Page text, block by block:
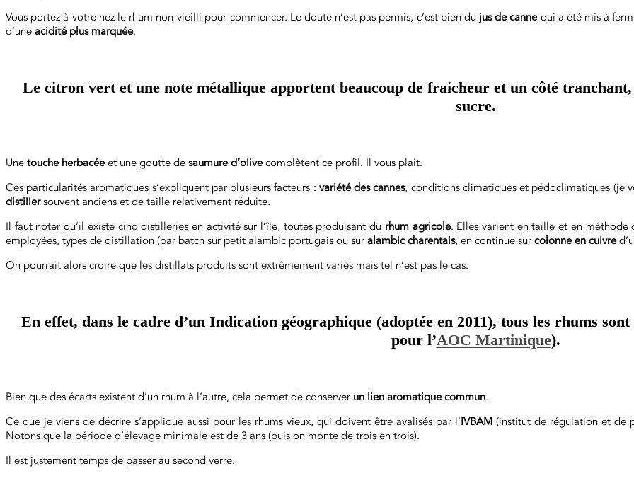
Vous portez à votre nez le rhum non-vieilli pour commencer. Le doute n’est pas permis, c’est bien du jus de cannequi a été mis à
d’une acidité plus marquée.
Le citron vert et une note métallique apportent beaucoup de fraicheur et un côté
sucre.
Une touche herbacéeet une goutte de saumure d’olivecomplètent ce profil. Il vous plait.
Ces particularités aromatiques s’expliquent par plusieurs facteurs : variété des cannes, conditions climatiques et pédoclimatiques (je
distillersouvent anciens et de taille relativement réduite.
Il faut noter qu’il existe cinq distilleries en activité sur l’île, toutes produisant du rhum agricole. Elles varient en taille et en méthode
employées, types de distillation (par batch sur petit alambic portugais ou sur alambic charentais, en continue sur colonne en cuivre
On pourrait alors croire que les distillats produits sont extrêmement variés mais tel n’est pas le cas.
En effet, dans le cadre d’un Indication géographique (adoptée en 2011), tous les rhums
pour l’AOC Martinique).
Bien que des écarts existent d’un rhum à l’autre, cela permet de conserver un lien aromatique commun.
Ce que je viens de décrire s’applique aussi pour les rhums vieux, qui doivent être avalisés par l’IVBAM (institut de régulation et de
Notons que la période d’élevage minimale est de 3 ans (puis on monte de trois en trois).
Il est justement temps de passer au second verre.